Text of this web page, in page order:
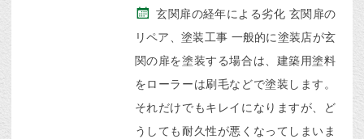
玄関扉の経年による劣化 玄関扉の
リペア、塗装工事 一般的に塗装店が玄
関の扉を塗装する場合は、建築用塗料
をローラーは刷毛などで塗装します。
それだけでもキレイになりますが、ど
うしても耐久性が悪くなってしまいま